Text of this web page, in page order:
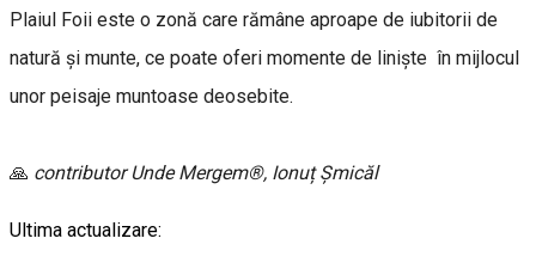
Plaiul Foii este o zonă care rămâne aproape de iubitorii de
natură și munte, ce poate oferi momente de liniște în mijlocul
unor peisaje muntoase deosebite.
🙏 contributor Unde Mergem®, Ionuț Șmicăl
Ultima actualizare: